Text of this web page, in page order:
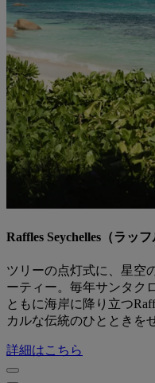
Raffles Seychelles（ラッ
ツリーの点灯式に、星空
ーティー。毎年サンタク
ともに海岸に降り立つ
カルな伝統のひとときを
詳細はこちら